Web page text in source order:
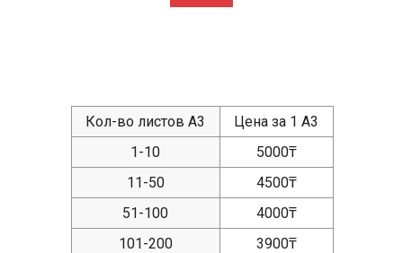
Кол-во листов А3
Цена за 1 А3
1-10
5000₸
11-50
4500₸
51-100
4000₸
101-200
3900₸